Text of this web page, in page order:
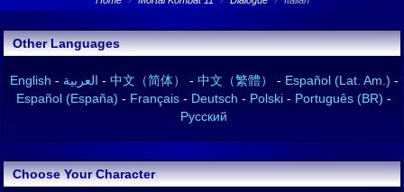
Other Languages
English - العربية - 中文（简体） - 中文（繁體） - Español (Lat. Am.) -
Español (España) - Français - Deutsch - Polski - Português (BR) -
Русский
Choose Your Character